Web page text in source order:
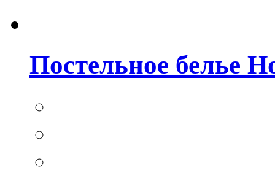
Постельное белье